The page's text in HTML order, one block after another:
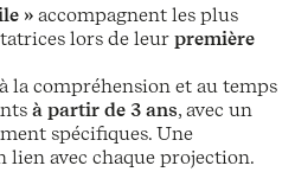
» accompagnent les plus
lors de leur première
la compréhension et au temps
à partir de 3 ans, avec un
spécifiques. Une
lien avec chaque projection.